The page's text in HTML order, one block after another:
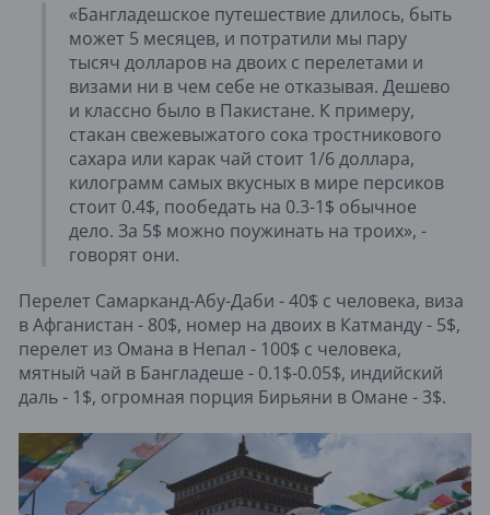
«Бангладешское путешествие длилось, быть
может 5 месяцев, и потратили мы пару
тысяч долларов на двоих с перелетами и
визами ни в чем себе не отказывая. Дешево
и классно было в Пакистане. К примеру,
стакан свежевыжатого сока тростникового
сахара или карак чай стоит 1/6 доллара,
килограмм самых вкусных в мире персиков
стоит 0.4$, пообедать на 0.3-1$ обычное
дело. За 5$ можно поужинать на троих», -
говорят они.
Перелет Самарканд-Абу-Даби - 40$ с человека, виза
в Афганистан - 80$, номер на двоих в Катманду - 5$,
перелет из Омана в Непал - 100$ с человека,
мятный чай в Бангладеше - 0.1$-0.05$, индийский
даль - 1$, огромная порция Бирьяни в Омане - 3$.